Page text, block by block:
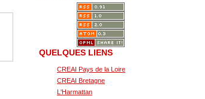
QUELQUES LIENS
CREAI Pays de la Loire
CREAI Bretagne
L'Harmattan